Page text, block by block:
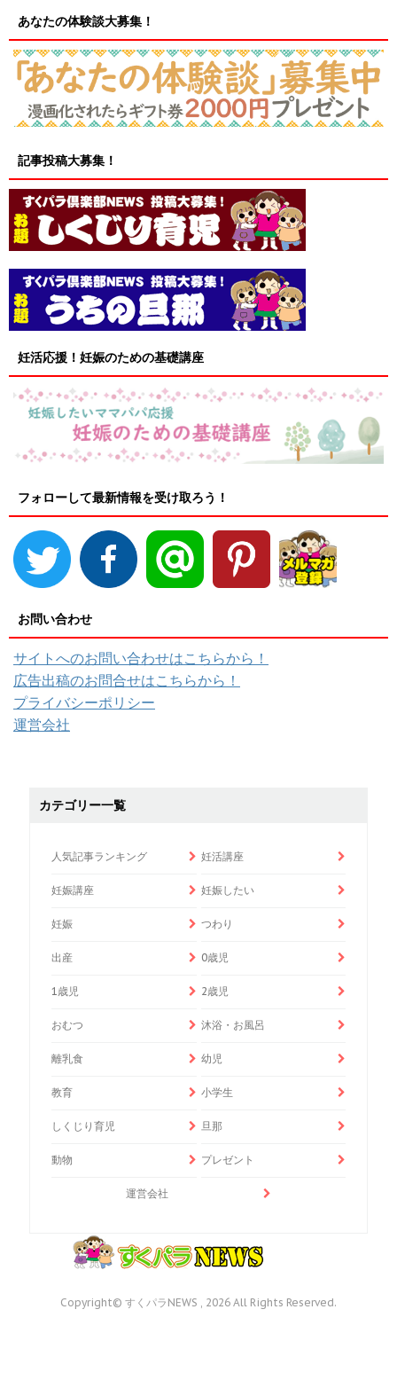
あなたの体験談大募集！
記事投稿大募集！
妊活応援！妊娠のための基礎講座
フォローして最新情報を受け取ろう！
お問い合わせ
サイトへのお問い合わせはこちらから！
広告出稿のお問合せはこちらから！
プライバシーポリシー
運営会社
カテゴリー一覧
人気記事ランキング 妊活講座
妊娠講座 妊娠したい
妊娠 つわり
出産 0歳児
1歳児 2歳児
おむつ 沐浴・お風呂
離乳食 幼児
教育 小学生
しくじり育児 旦那
動物 プレゼント
運営会社
Copyright© すくパラNEWS , 2026 All Rights Reserved.